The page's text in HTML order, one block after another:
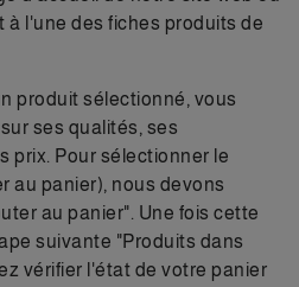
l'une des fiches produits de
produit sélectionné, vous
ses qualités, ses
prix. Pour sélectionner le
au panier), nous devons
au panier". Une fois cette
suivante "Produits dans
vérifier l'état de votre panier